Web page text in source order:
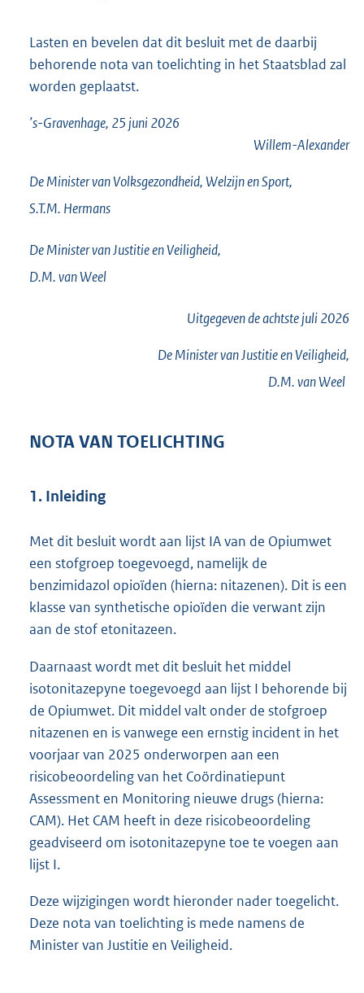
Lasten en bevelen dat dit besluit met de daarbij
behorende nota van toelichting in het Staatsblad zal
worden geplaatst.
’s-Gravenhage, 25 juni 2026
Willem-Alexander
De Minister van Volksgezondheid, Welzijn en Sport,
S.T.M. Hermans
De Minister van Justitie en Veiligheid,
D.M. vanWeel
Uitgegeven deachtstejuli 2026
De Minister van Justitie en Veiligheid,
D.M. vanWeel
NOTA VAN TOELICHTING
1. Inleiding
Met dit besluit wordt aan lijst IA van de Opiumwet
een stofgroep toegevoegd, namelijk de
benzimidazol opioïden (hierna: nitazenen). Dit is een
klasse van synthetische opioïden die verwant zijn
aan de stof etonitazeen.
Daarnaast wordt met dit besluit het middel
isotonitazepyne toegevoegd aan lijst I behorende bij
de Opiumwet. Dit middel valt onder de stofgroep
nitazenen en is vanwege een ernstig incident in het
voorjaar van 2025 onderworpen aan een
risicobeoordeling van het Coördinatiepunt
Assessment en Monitoring nieuwe drugs (hierna:
CAM). Het CAM heeft in deze risicobeoordeling
geadviseerd om isotonitazepyne toe te voegen aan
lijst I.
Deze wijzigingen wordt hieronder nader toegelicht.
Deze nota van toelichting is mede namens de
Minister van Justitie en Veiligheid.